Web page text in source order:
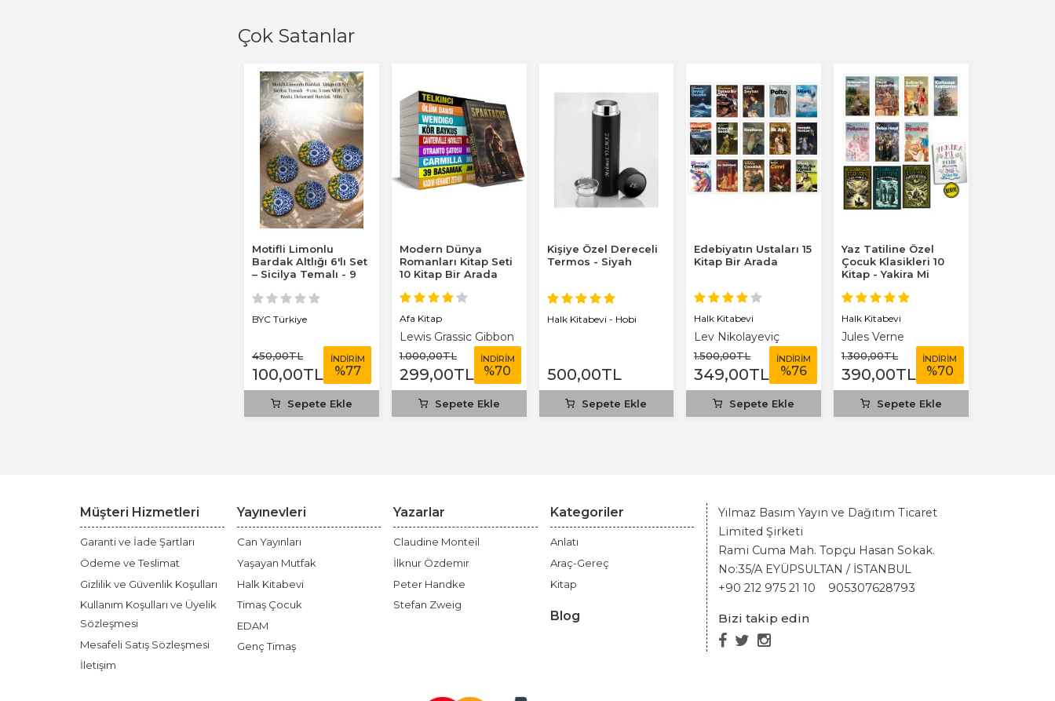
Çok Satanlar
Motifli Limonlu
Bardak Altlığı 6'lı Set
– Sicilya Temalı - 9
BYC Türkiye
450,00TL
100,00TL
İNDİRİM
%77
Sepete Ekle
Modern Dünya
Romanları Kitap Seti
10 Kitap Bir Arada
Afa Kitap
Lewis Grassic Gibbon
1.000,00TL
299,00TL
İNDİRİM
%70
Sepete Ekle
Kişiye Özel Dereceli
Termos - Siyah
Halk Kitabevi - Hobi
500,00TL
Sepete Ekle
Edebiyatın Ustaları 15
Kitap Bir Arada
Halk Kitabevi
Lev Nikolayeviç
Tolstoy
1.500,00TL
349,00TL
İNDİRİM
%76
Sepete Ekle
Yaz Tatiline Özel
Çocuk Klasikleri 10
Kitap - Yakira Mi
Halk Kitabevi
Jules Verne
1.300,00TL
390,00TL
İNDİRİM
%70
Sepete Ekle
Müşteri Hizmetleri
Garanti ve İade Şartları
Ödeme ve Teslimat
Gizlilik ve Güvenlik Koşulları
Kullanım Koşulları ve Üyelik
Sözleşmesi
Mesafeli Satış Sözleşmesi
İletişim
Yayınevleri
Can Yayınları
Yaşayan Mutfak
Halk Kitabevi
Timaş Çocuk
EDAM
Genç Timaş
Yazarlar
Claudine Monteil
İlknur Özdemir
Peter Handke
Stefan Zweig
Kategoriler
Anlatı
Araç-Gereç
Kitap
Blog
Yılmaz Basım Yayın ve Dağıtım Ticaret
Limited Şirketi
Rami Cuma Mah. Topçu Hasan Sokak.
No:35/A EYÜPSULTAN / İSTANBUL
+90 212 975 21 10
905307628793
Bizi takip edin